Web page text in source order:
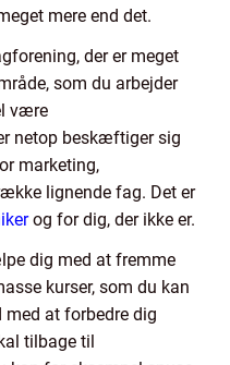
mere end det.
der er meget
som du arbejder
være
netop beskæftiger sig
marketing,
lignende fag. Det er
og for dig, der ikke er.
dig med at fremme
kurser, som du kan
med at forbedre dig
tilbage til